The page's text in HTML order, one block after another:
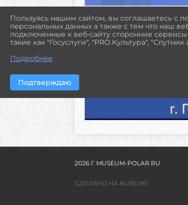
2026 Г. MUSEUM-POLAR.RU
СДЕЛАНО НА KUBCMS
Пользуясь нашим сайтом, вы соглашаетесь с
персональных данных а также с тем что наш
подключенные к веб-сайту сторонние
такие как "Госуслуги", "PRO.Культура", "Спутник
Подробнее
Подтверждаю